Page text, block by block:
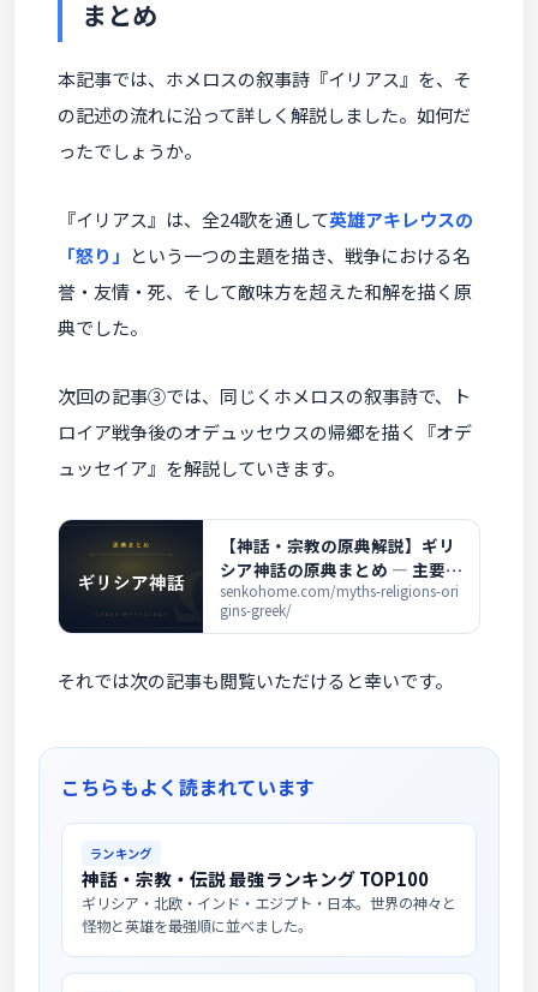
まとめ
本記事では、ホメロスの叙事詩『イリアス』を、そ
の記述の流れに沿って詳しく解説しました。如何だ
ったでしょうか。
『イリアス』は、全24歌を通して英雄アキレウスの
「怒り」 という一つの主題を描き、戦争における名
誉・友情・死、そして敵味方を超えた和解を描く原
典でした。
次回の記事③では、同じくホメロスの叙事詩で、ト
ロイア戦争後のオデュッセウスの帰郷を描く『オデ
ュッセイア』を解説していきます。
【神話・宗教の原典解説】ギリ
シア神話の原典まとめ ― 主要な
古典と全記事の一覧
senkohome.com/myths-religions-ori
gins-greek/
それでは次の記事も閲覧いただけると幸いです。
こちらもよく読まれています
ランキング
神話・宗教・伝説 最強ランキング TOP100
ギリシア・北欧・インド・エジプト・日本。世界の神々と
怪物と英雄を最強順に並べました。